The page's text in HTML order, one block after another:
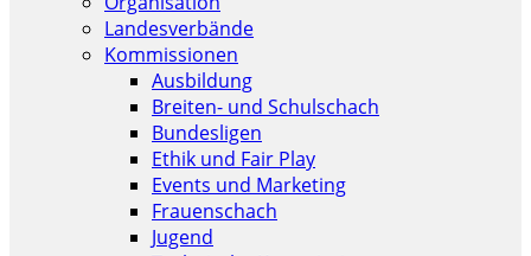
Landesverbände
Kommissionen
Ausbildung
Breiten- und Schulschach
Bundesligen
Ethik und Fair Play
Events und Marketing
Frauenschach
Jugend